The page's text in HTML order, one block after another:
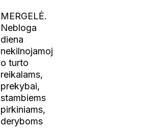
MERGELĖ.
Nebloga
diena
nekilnojamoj
o turto
reikalams,
prekybai,
stambiems
pirkiniams,
deryboms